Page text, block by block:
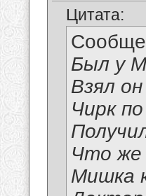
Цитата:
Был у
Взял
Чирк
Что же
Мишка